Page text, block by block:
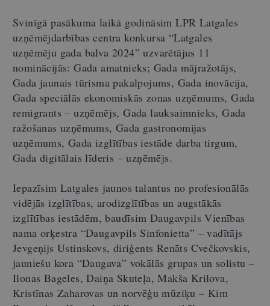
Svinīgā pasākuma laikā godināsim LPR Latgales
uzņēmējdarbības centra konkursa “Latgales
uzņēmēju gada balva 2024” uzvarētājus 11
nominācijās: Gada amatnieks; Gada mājražotājs,
Gada jaunais tūrisma pakalpojums, Gada inovācija,
Gada speciālās ekonomiskās zonas uzņēmums, Gada
remigrants – uzņēmējs, Gada lauksaimnieks, Gada
ražošanas uzņēmums, Gada gastronomijas
uzņēmums, Gada izglītības iestāde darba tirgum,
Gada digitālais līderis – uzņēmējs.
Iepazīsim Latgales jaunos talantus no profesionālās
vidējās izglītības, arodizglītības un augstākās
izglītības iestādēm, baudīsim Daugavpils Vienības
nama orķestra “Daugavpils Sinfonietta” – vadītājs
Jevgeņijs Ustinskovs, diriģents Renāts Cvečkovskis,
jauniešu kora “Daugava” vokālās grupas un solistu –
Ilonas Bageles, Daiņa Skuteļa, Makša Krilova,
Kristīnas Zaharovas un norvēģu mūziķu – Kim